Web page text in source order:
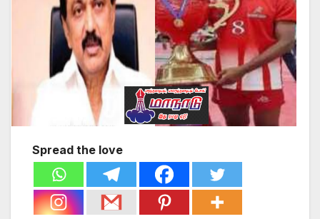
Spread the love